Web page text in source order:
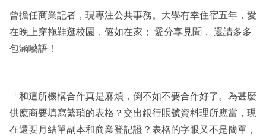
曾擔任商業記者，現專注公共事務。大學有幸住宿五年，愛
在晚上穿拖鞋逛校園，儼如在家； 愛分享見聞， 還請多多
包涵囈語！
「和這所機構合作真是麻煩，倒不如不要合作好了。為甚麼
供應商要填寫繁瑣的表格？交出銀行賬號資料理所應當，現
在還要月結單副本和商業登記證？表格的字眼又不是簡單，